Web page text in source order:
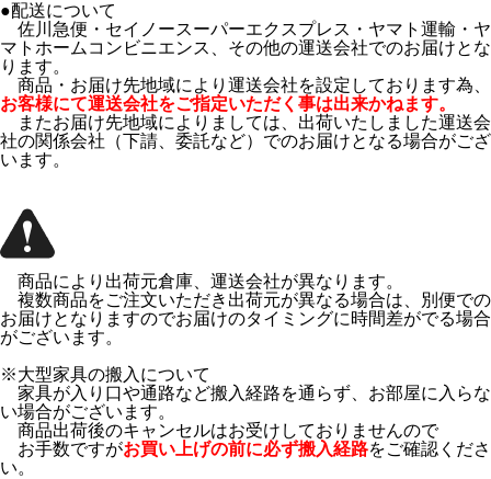
●配送について
佐川急便・セイノースーパーエクスプレス・ヤマト運輸・ヤ
マトホームコンビニエンス、その他の運送会社でのお届けとな
ります。
商品・お届け先地域により運送会社を設定しております為、
お客様にて運送会社をご指定いただく事は出来かねます。
またお届け先地域によりましては、出荷いたしました運送会
社の関係会社（下請、委託など）でのお届けとなる場合がござ
います。
商品により出荷元倉庫、運送会社が異なります。
複数商品をご注文いただき出荷元が異なる場合は、別便での
お届けとなりますのでお届けのタイミングに時間差がでる場合
がございます。
※大型家具の搬入について
家具が入り口や通路など搬入経路を通らず、お部屋に入らな
い場合がございます。
商品出荷後のキャンセルはお受けしておりませんので
お手数ですがお買い上げの前に必ず搬入経路をご確認くださ
い。